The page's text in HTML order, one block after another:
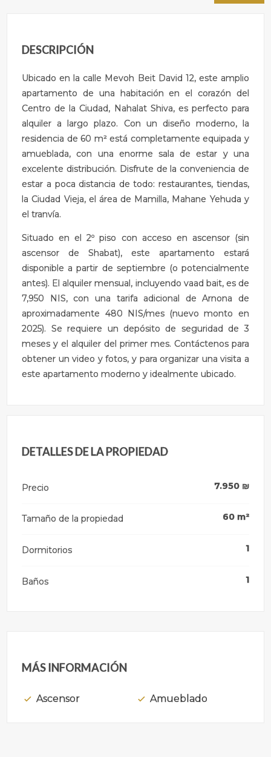
DESCRIPCIÓN
Ubicado en la calle Mevoh Beit David 12, este amplio
apartamento de una habitación en el corazón del
Centro de la Ciudad, Nahalat Shiva, es perfecto para
alquiler a largo plazo. Con un diseño moderno, la
residencia de 60 m² está completamente equipada y
amueblada, con una enorme sala de estar y una
excelente distribución. Disfrute de la conveniencia de
estar a poca distancia de todo: restaurantes, tiendas,
la Ciudad Vieja, el área de Mamilla, Mahane Yehuda y
el tranvía.
Situado en el 2º piso con acceso en ascensor (sin
ascensor de Shabat), este apartamento estará
disponible a partir de septiembre (o potencialmente
antes). El alquiler mensual, incluyendo vaad bait, es de
7,950 NIS, con una tarifa adicional de Arnona de
aproximadamente 480 NIS/mes (nuevo monto en
2025). Se requiere un depósito de seguridad de 3
meses y el alquiler del primer mes. Contáctenos para
obtener un video y fotos, y para organizar una visita a
este apartamento moderno y idealmente ubicado.
DETALLES DE LA PROPIEDAD
Precio 7.950₪
Tamaño de la propiedad 60 m²
Dormitorios 1
Baños 1
MÁS INFORMACIÓN
Ascensor Amueblado